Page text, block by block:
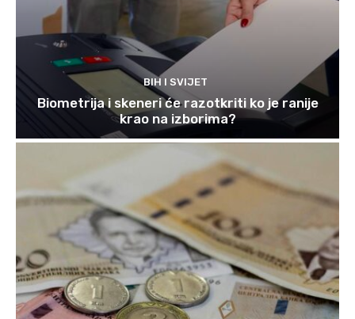
BIH I SVIJET
Biometrija i skeneri će razotkriti ko je ranije
krao na izborima?